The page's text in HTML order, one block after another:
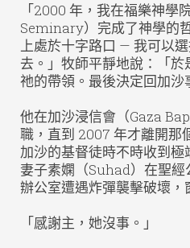
「2000 年，我在福樂神
Seminary）完成了神學的
上處於十字路口 — 我可以
去。」牧師平靜地說：「
祂的帶領。最後決定回加沙
他在加沙浸信會（Gaza
職，直到 2007 年才離開那
加沙的基督徒時不時收到
妻子素嫻（Suhad）在聖
辦公室遭遇炸彈襲擊破壞，
「感謝主，她沒事。」